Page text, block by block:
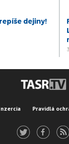
dejiny!
Pravidlá